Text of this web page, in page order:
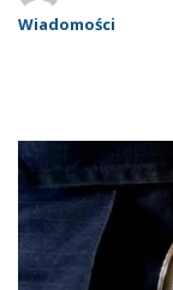
Wiadomości